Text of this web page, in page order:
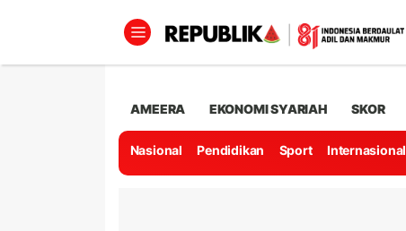
AMEERA EKONOMI SYARIAH SKOR
Nasional Pendidikan Sport Internasional